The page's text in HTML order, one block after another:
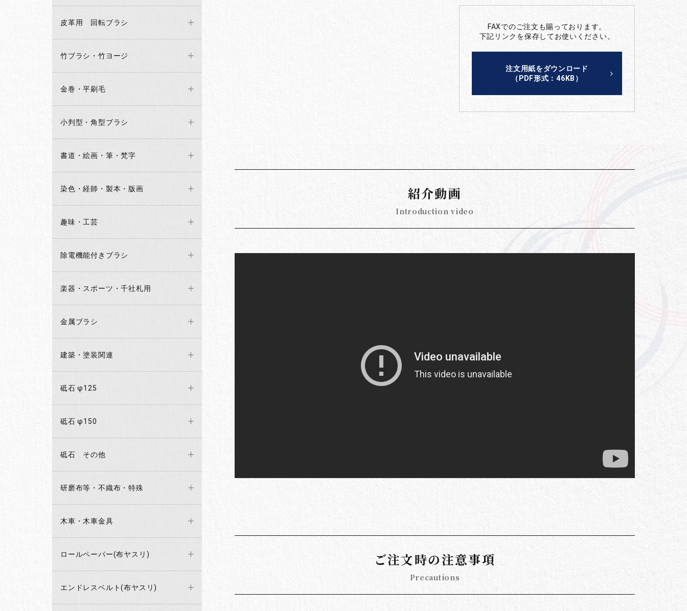
皮革用 回転ブラシ
竹ブラシ・竹ヨージ
金巻・平刷毛
小判型・角型ブラシ
書道・絵画・筆・梵字
染色・経師・製本・版画
趣味・工芸
除電機能付きブラシ
楽器・スポーツ・千社札用
金属ブラシ
建築・塗装関連
砥石 φ125
砥石 φ150
砥石 その他
研磨布等・不織布・特殊
木車・木車金具
ロールペーパー(布ヤスリ)
エンドレスベルト(布ヤスリ)
お買い物を続ける カートへ進む
FAXでのご注文も賜っております。
下記リンクを保存してお使いください。
注文用紙をダウンロード
（PDF形式：46KB）
紹介動画
Introduction video
ご注文時の注意事項
Precautions